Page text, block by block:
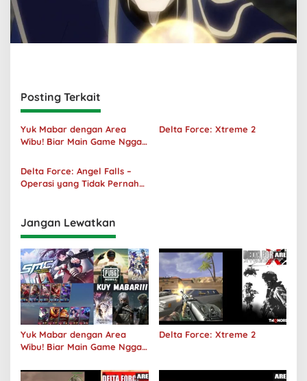
Posting Terkait
Yuk Mabar dengan Area
Wibu! Biar Main Game Nggak
Delta Force: Xtreme 2
Delta Force: Angel Falls –
Operasi yang Tidak Pernah
Jangan Lewatkan
Yuk Mabar dengan Area
Wibu! Biar Main Game Nggak
Delta Force: Xtreme 2